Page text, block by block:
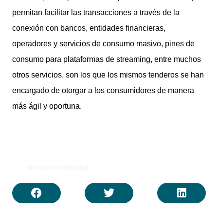
permitan facilitar las transacciones a través de la
conexión con bancos, entidades financieras,
operadores y servicios de consumo masivo, pines de
consumo para plataformas de streaming, entre muchos
otros servicios, son los que los mismos tenderos se han
encargado de otorgar a los consumidores de manera
más ágil y oportuna.